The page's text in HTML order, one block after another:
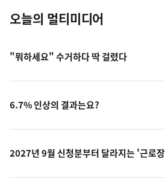
오늘의 멀티미디어
"뭐하세요" 수거하다 딱 걸렸다
6.7% 인상의 결과는요?
2027년 9월 신청분부터 달라지는 '근로